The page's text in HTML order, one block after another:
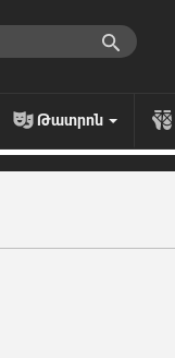
Թատրոն